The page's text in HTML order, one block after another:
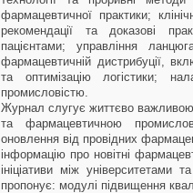
фармацевтичної практики;
рекомендації та доказові
пацієнтами; управління
фармацевтичній дистрибуції,
та оптимізацію логістики;
промисловістю.
Журнал слугує життєво
та фармацевтичною
оновлення від провідних
інформацію про новітні
ініціативи між
пропонує: модулі підвищення